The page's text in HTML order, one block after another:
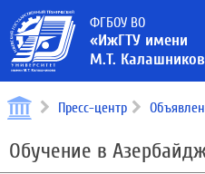
ФГБОУ ВО
«ИжГТУ имени
М.Т.
Пресс-центр
Обучение в